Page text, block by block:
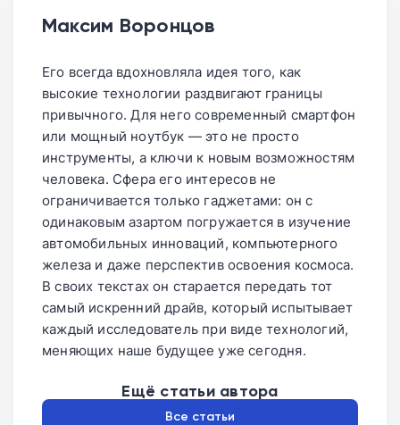
ресурсы вхолостую, что кардинально
продлевает время автономной работы.
L3. Это значит, что популярные
Кинопоиск или Netflix, будут показывать
фильмы только в базовом качестве 480p.
Обязательно уточняйте этот нюанс у
продавца до оплаты.
Максим Воронцов
Его всегда вдохновляла идея того, как
высокие технологии раздвигают границы
привычного. Для него современный смартфон
или мощный ноутбук — это не просто
инструменты, а ключи к новым возможностям
человека. Сфера его интересов не
ограничивается только гаджетами: он с
одинаковым азартом погружается в изучение
автомобильных инноваций, компьютерного
железа и даже перспектив освоения космоса.
В своих текстах он старается передать тот
самый искренний драйв, который испытывает
каждый исследователь при виде технологий,
меняющих наше будущее уже сегодня.
Ещё статьи автора
Все статьи